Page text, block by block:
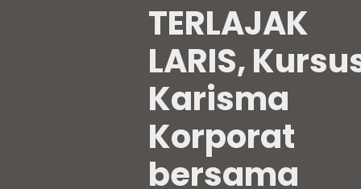
TERLAJAK
LARIS,
Karisma
Korporat
bersama